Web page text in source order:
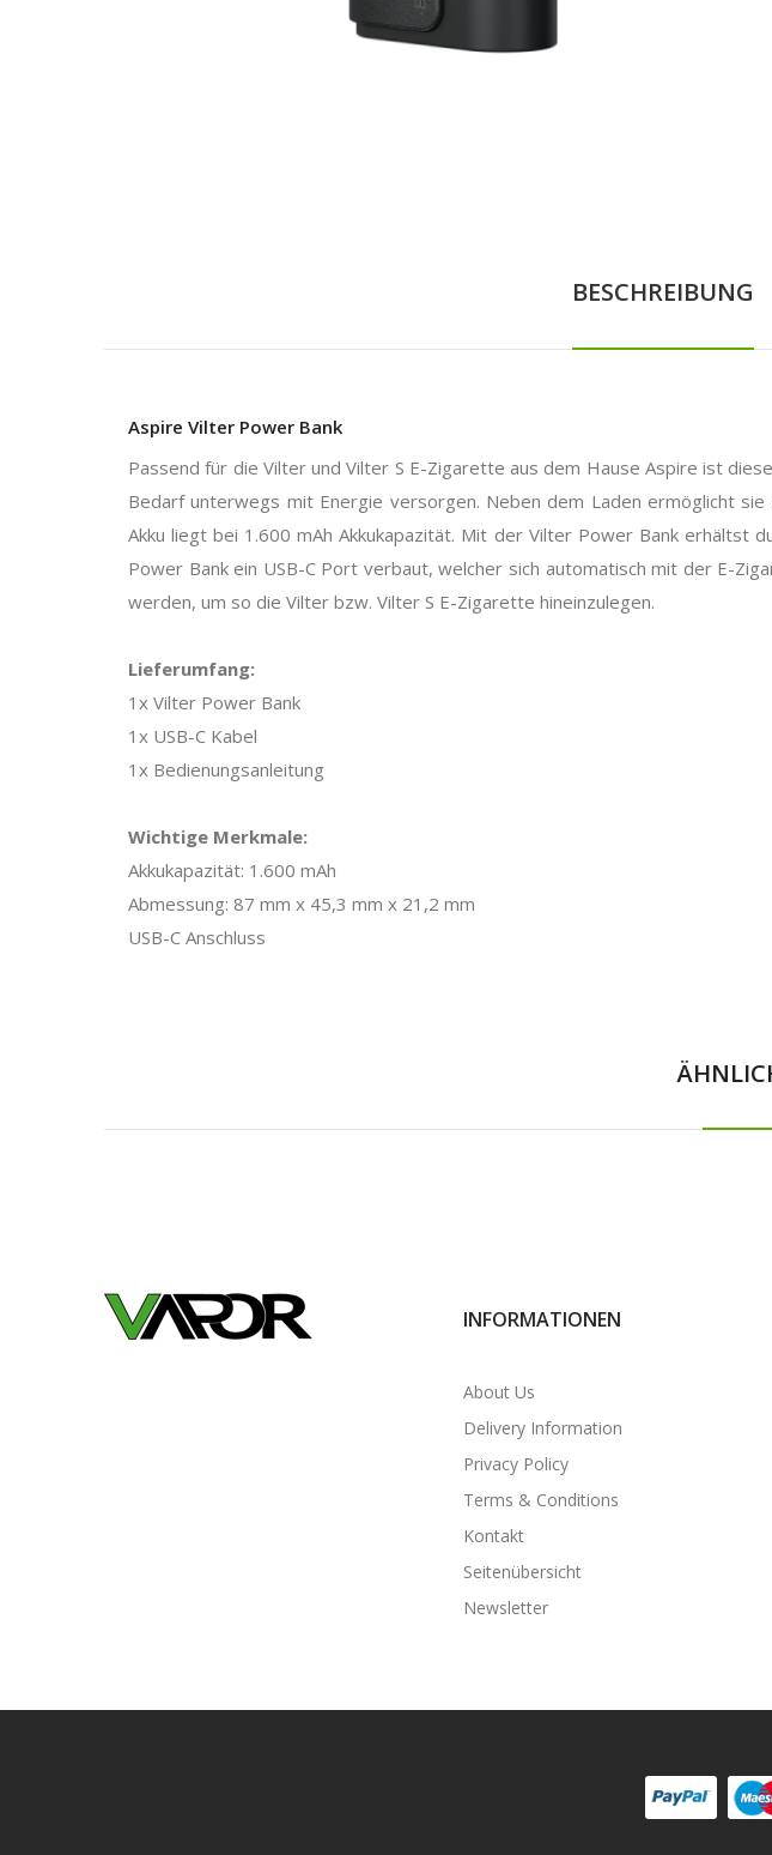
BESCHREIBUNG
Aspire Vilter Power Bank
Passend für die Vilter und Vilter S E-Zigarette aus dem Hause Aspire ist
Bedarf unterwegs mit Energie versorgen. Neben dem Laden ermöglicht
Akku liegt bei 1.600 mAh Akkukapazität. Mit der Vilter Power Bank erhältst
Power Bank ein USB-C Port verbaut, welcher sich automatisch mit der E-
werden, um so die Vilter bzw. Vilter S E-Zigarette hineinzulegen.
Lieferumfang:
1x Vilter Power Bank
1x USB-C Kabel
1x Bedienungsanleitung
Wichtige Merkmale:
Akkukapazität: 1.600 mAh
Abmessung: 87 mm x 45,3 mm x 21,2 mm
USB-C Anschluss
INFORMATIONEN
About Us
Delivery Information
Privacy Policy
Terms & Conditions
Kontakt
Seitenübersicht
Newsletter